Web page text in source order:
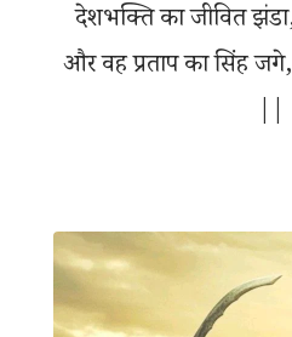
देशभक्ति का जीवित
और वह प्रताप का सिंह जगे,